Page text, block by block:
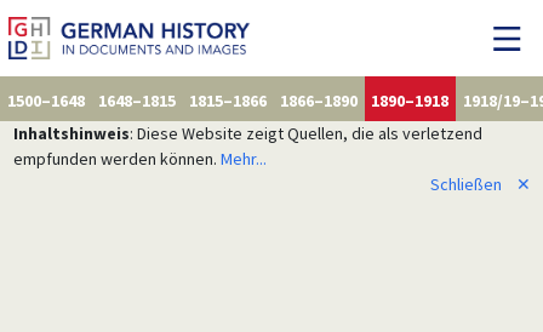
1500–1648 1648–1815 1815–1866 1866–1890 1890–1918
1918/
Inhaltshinweis: Diese Website zeigt Quellen, die als verletzend
empfunden werden können. Mehr...
Schließen
✕